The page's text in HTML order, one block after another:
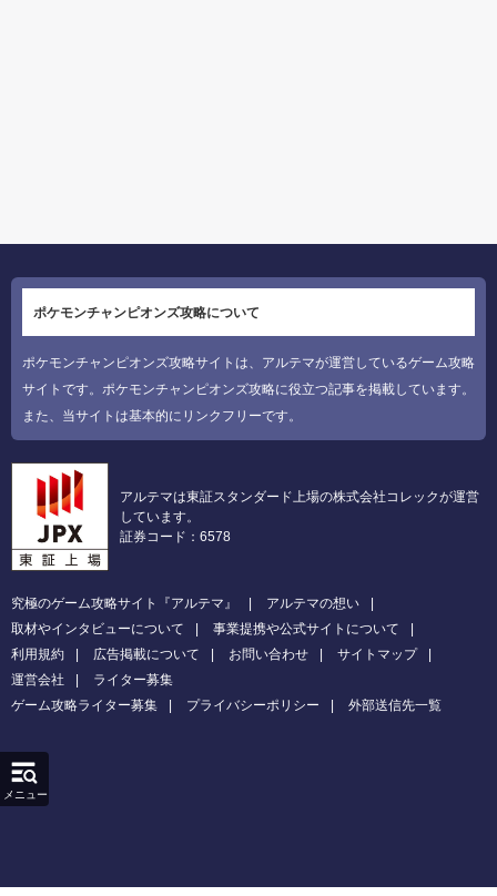
ポケモンチャンピオンズ攻略について
ポケモンチャンピオンズ攻略サイトは、アルテマが運営しているゲーム攻略
サイトです。ポケモンチャンピオンズ攻略に役立つ記事を掲載しています。
また、当サイトは基本的にリンクフリーです。
アルテマは東証スタンダード上場の株式会社コレックが運営
しています。
証券コード：6578
究極のゲーム攻略サイト『アルテマ』
アルテマの想い
取材やインタビューについて
事業提携や公式サイトについて
利用規約
広告掲載について お問い合わせ
サイトマップ
運営会社
ライター募集
ゲーム攻略ライター募集
プライバシーポリシー 外部送信先一覧
メニュー